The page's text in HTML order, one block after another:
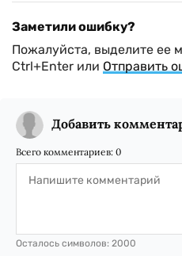
Заметили ошибку?
Пожалуйста, выделите ее
Ctrl+Enter или Отправить
Добавить
Всего комментариев: 0
Осталось символов: 2000